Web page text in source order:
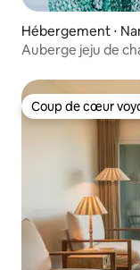
Hébergement ⋅
Auberge jeju de
Coup de cœur
Coup de cœur